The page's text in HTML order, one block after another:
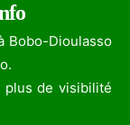
Bobo-Dioulasso
de visibilité